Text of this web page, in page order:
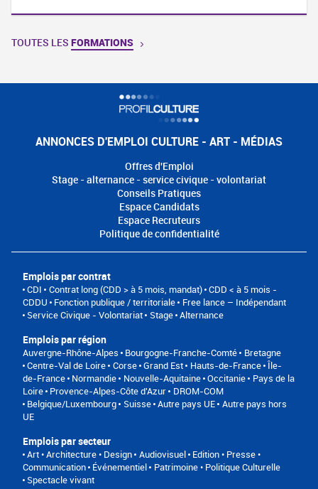
TOUTES LES FORMATIONS
ANNONCES D'EMPLOI CULTURE - ART - MÉDIAS
Offres d'Emploi
Stage - alternance - service civique - volontariat
Conseils Pratiques
Espace Candidats
Espace Recruteurs
Politique de confidentialité
Emplois par contrat
CDI Contrat long (CDD > à 5 mois, mandat) CDD < à 5 mois -
CDDU
Fonction publique / territoriale
Free lance – Indépendant
Service Civique - Volontariat
Stage Alternance
Emplois par région
Auvergne-Rhône-Alpes Bourgogne-Franche-Comté
Bretagne
Centre-Val de Loire Corse Grand Est Hauts-de-France Île-
de-France Normandie Nouvelle-Aquitaine Occitanie
Pays de la
Loire Provence-Alpes-Côte d'Azur
DROM-COM
Belgique/Luxembourg
Suisse Autre pays UE Autre pays hors
UE
Emplois par secteur
Art • Architecture • Design Audiovisuel Edition • Presse •
Communication Événementiel
Patrimoine • Politique Culturelle
Spectacle vivant